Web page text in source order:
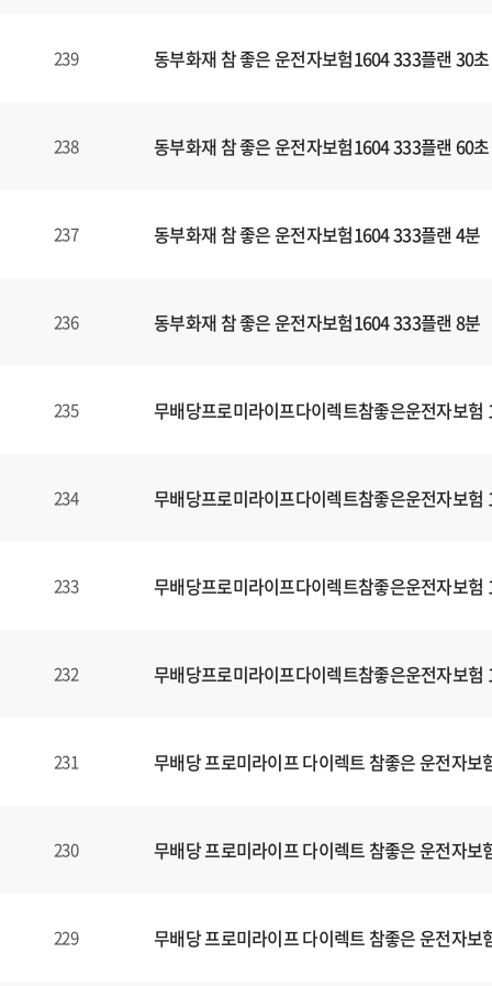
239 동부화재 참 좋은 운전자보험1604 333플랜 30초
238 동부화재 참 좋은 운전자보험1604 333플랜 60초
237 동부화재 참 좋은 운전자보험1604 333플랜 4분
236 동부화재 참 좋은 운전자보험1604 333플랜 8분
235 무배당프로미라이프다이렉트참좋은운전자보험
234 무배당프로미라이프다이렉트참좋은운전자보험
233 무배당프로미라이프다이렉트참좋은운전자보험
232 무배당프로미라이프다이렉트참좋은운전자보험
231 무배당 프로미라이프 다이렉트 참좋은 운전자보
230 무배당 프로미라이프 다이렉트 참좋은 운전자보
229 무배당 프로미라이프 다이렉트 참좋은 운전자보